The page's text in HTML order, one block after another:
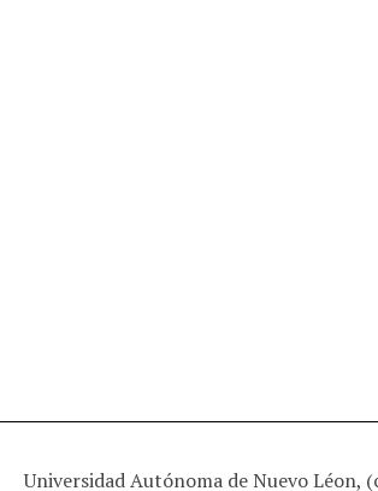
Universidad Autónoma de Nuevo Léon,